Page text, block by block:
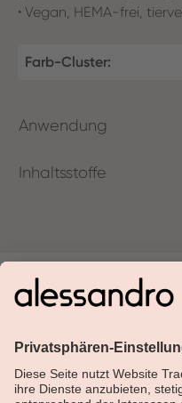
• Vegan, HEMA-frei,
Farb-Cluster:
Anwendung
Inhaltsstoffe
Über Alessandro